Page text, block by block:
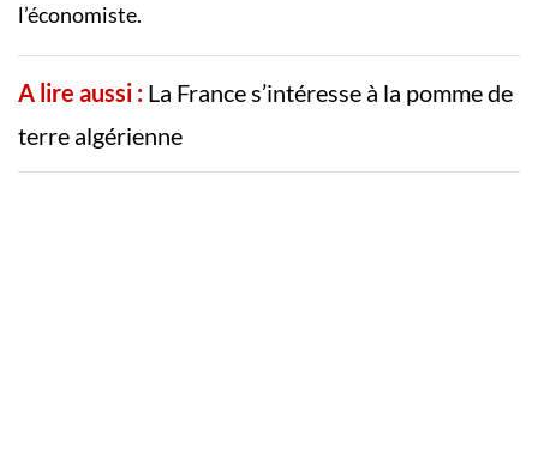
l’économiste.
A lire aussi : La France s’intéresse à la pomme de
terre algérienne